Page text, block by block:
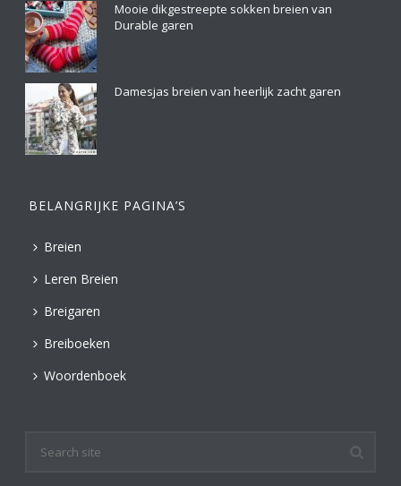
Mooie dikgestreepte sokken breien van
Durable garen
Damesjas breien van heerlijk zacht garen
BELANGRIJKE PAGINA’S
Breien
Leren Breien
Breigaren
Breiboeken
Woordenboek